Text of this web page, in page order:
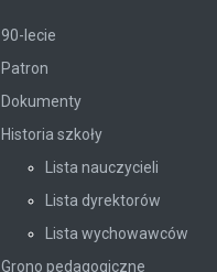
90-lecie
Patron
Dokumenty
Historia szkoły
Lista nauczycieli
Lista dyrektorów
Lista wychowawców
Grono pedagogiczne